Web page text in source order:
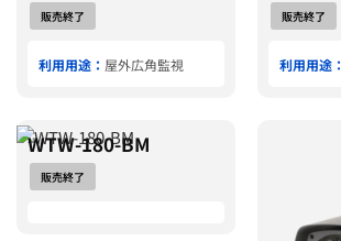
販売終了
利用用途： 屋外広角監視
販売終了
利用用途：
WTW-180-BM
販売終了